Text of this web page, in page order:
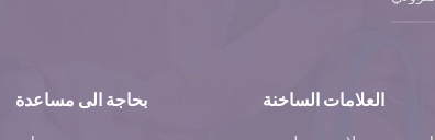
بحاجة الى مساعدة العلامات الساخنة